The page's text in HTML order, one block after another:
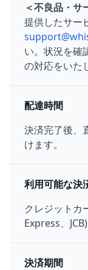
＜不良品・サ
提供したサー
い。状況を確
の対応をいた
配達時間
決済完了後、
けます。
利用可能な決
クレジット
Express、
決済期間